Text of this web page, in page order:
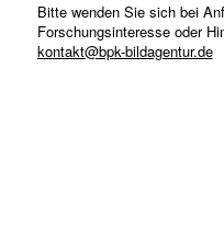
Bitte wenden Sie sich bei
Forschungsinteresse oder
kontakt@bpk-bildagentur.de